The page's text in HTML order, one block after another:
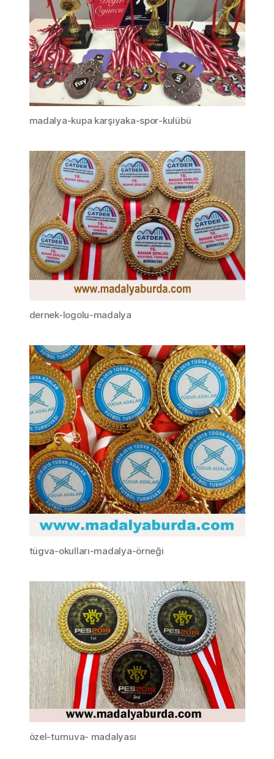
madalya-kupa karşıyaka-spor-kulübü
dernek-logolu-madalya
tügva-okulları-madalya-örneği
özel-turnuva- madalyası